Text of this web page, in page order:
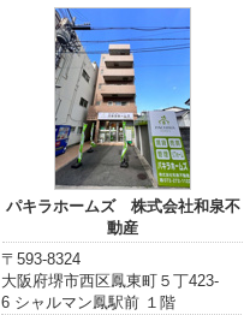
パキラホームズ 株式会社和泉不
動産
〒593-8324
大阪府堺市西区鳳東町５丁423-
6 シャルマン鳳駅前 １階